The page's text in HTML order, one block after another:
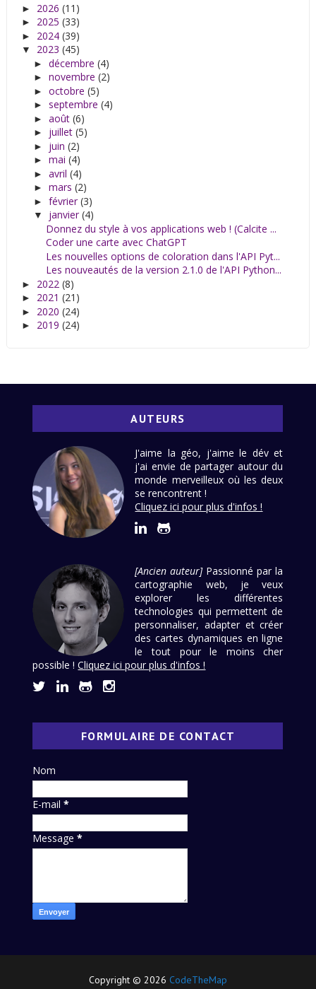
► 2026 (11)
► 2025 (33)
► 2024 (39)
▼ 2023 (45)
► décembre (4)
► novembre (2)
► octobre (5)
► septembre (4)
► août (6)
► juillet (5)
► juin (2)
► mai (4)
► avril (4)
► mars (2)
► février (3)
▼ janvier (4)
Donnez du style à vos applications web ! (Calcite ...
Coder une carte avec ChatGPT
Les nouvelles options de coloration dans l'API Pyt...
Les nouveautés de la version 2.1.0 de l'API Python...
► 2022 (8)
► 2021 (21)
► 2020 (24)
► 2019 (24)
AUTEURS
J'aime la géo, j'aime le dév et
j'ai envie de partager autour du
monde merveilleux où les deux
se rencontrent !
Cliquez ici pour plus d'infos !
[Ancien auteur]Passionné par la
cartographie web, je veux
explorer les différentes
technologies qui permettent de
personnaliser, adapter et créer
des cartes dynamiques en ligne
le tout pour le moins cher
possible !Cliquez ici pour plus d'infos !
FORMULAIRE DE CONTACT
Nom
E-mail*
Message*
Copyright © 2026 CodeTheMap